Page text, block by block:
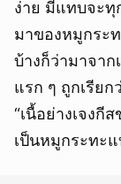
ง่าย มีแทบจะทุ
มาของหมูกระ
บ้างก็ว่ามาจาก
แรก ๆ ถูกเรียก
“เนื้อย่างเจงกี
เป็นหมูกระทะ